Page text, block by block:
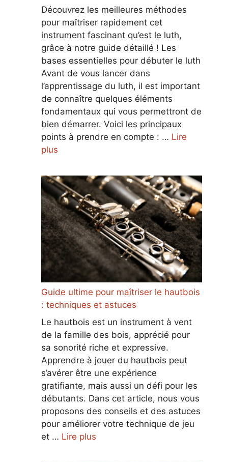
Découvrez les meilleures méthodes
pour maîtriser rapidement cet
instrument fascinant qu’est le luth,
grâce à notre guide détaillé ! Les
bases essentielles pour débuter le luth
Avant de vous lancer dans
l’apprentissage du luth, il est important
de connaître quelques éléments
fondamentaux qui vous permettront de
bien démarrer. Voici les principaux
points à prendre en compte : … Lire
plus
Guide ultime pour maîtriser le hautbois
: techniques et astuces
Le hautbois est un instrument à vent
de la famille des bois, apprécié pour
sa sonorité riche et expressive.
Apprendre à jouer du hautbois peut
s’avérer être une expérience
gratifiante, mais aussi un défi pour les
débutants. Dans cet article, nous vous
proposons des conseils et des astuces
pour améliorer votre technique de jeu
et … Lire plus